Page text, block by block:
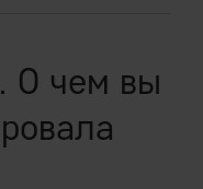
О чем вы